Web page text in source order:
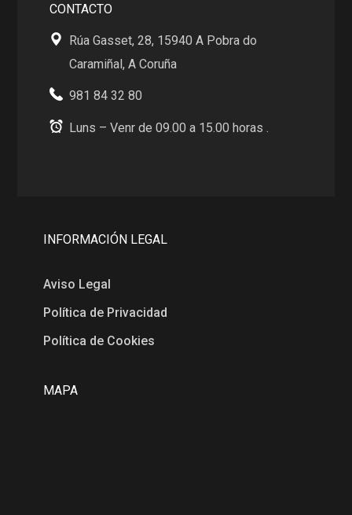
CONTACTO
Rúa Gasset, 28, 15940 A Pobra do
Caramiñal, A Coruña
981 84 32 80
Luns – Venr de 09.00 a 15.00 horas .
INFORMACIÓN LEGAL
Aviso Legal
Política de Privacidad
Política de Cookies
MAPA